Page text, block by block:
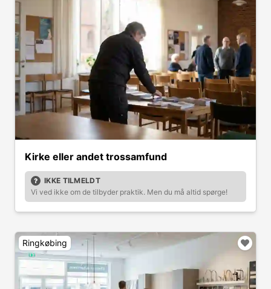
Kirke eller andet trossamfund
IKKE TILMELDT
Vi ved ikke om de tilbyder praktik. Men du må altid spørge!
Ringkøbing